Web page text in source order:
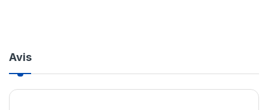
Avis